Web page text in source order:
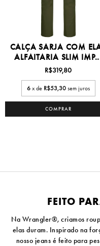
CALÇA SARJA COM
ALFAITARIA SLIM
R$319,80
6 x de R$53,30 sem juros
COMPRAR
FEITO
Na Wrangler®, criamos
elas duram. Inspirado na
nosso jeans é feito para